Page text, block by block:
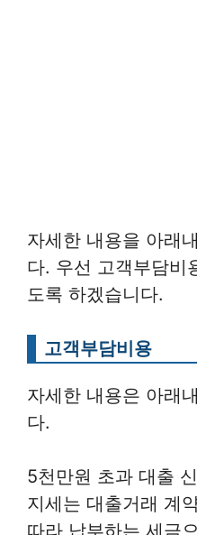
자세한 내용을 아래
다. 우선 고객부담비
도록 하겠습니다.
고객부담비용
자세한 내용은 아래
다.
5천만원 초과 대출
지세는 대출거래 계
따라 납부하는 세금